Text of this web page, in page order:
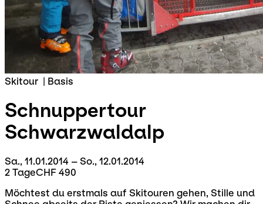
Skitour | Basis
Schnuppertour
Schwarzwaldalp
Sa., 11.01.2014 – So., 12.01.2014
2 TageCHF 490
Möchtest du erstmals auf Skitouren gehen, Stille und